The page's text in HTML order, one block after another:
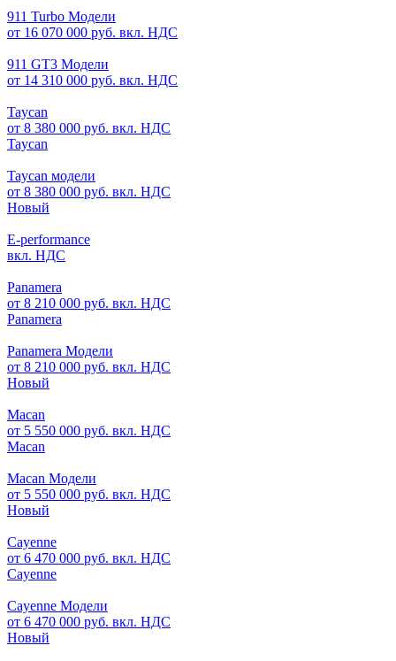
911 Turbo Модели
от 16 070 000 руб. вкл. НДС
911 GT3 Модели
от 14 310 000 руб. вкл. НДС
Taycan
от 8 380 000 руб. вкл. НДС
Taycan
Taycan модели
от 8 380 000 руб. вкл. НДС
Новый
E-performance
вкл. НДС
Panamera
от 8 210 000 руб. вкл. НДС
Panamera
Panamera Модели
от 8 210 000 руб. вкл. НДС
Новый
Macan
от 5 550 000 руб. вкл. НДС
Macan
Macan Модели
от 5 550 000 руб. вкл. НДС
Новый
Cayenne
от 6 470 000 руб. вкл. НДС
Cayenne
Cayenne Модели
от 6 470 000 руб. вкл. НДС
Новый